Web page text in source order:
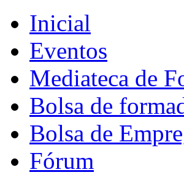
Inicial
Eventos
Mediateca de
Bolsa de
Bolsa de
Fórum